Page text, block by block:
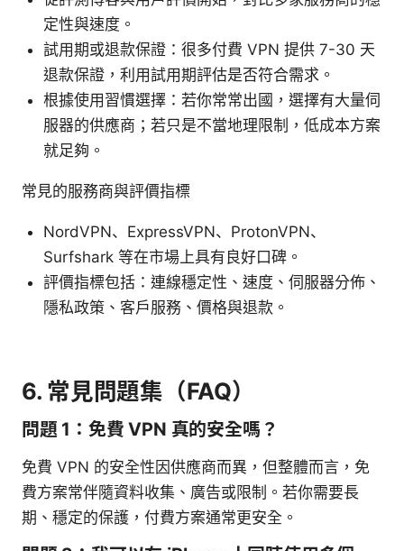
定性與速度。
試用期或退款保證：很多付費 VPN 提供 7-30 天
退款保證，利用試用期評估是否符合需求。
根據使用習慣選擇：若你常常出國，選擇有大量伺
服器的供應商；若只是不當地理限制，低成本方案
就足夠。
常見的服務商與評價指標
NordVPN、ExpressVPN、ProtonVPN、
Surfshark 等在市場上具有良好口碑。
評價指標包括：連線穩定性、速度、伺服器分佈、
隱私政策、客戶服務、價格與退款。
6. 常見問題集（FAQ）
問題 1：免費 VPN 真的安全嗎？
免費 VPN 的安全性因供應商而異，但整體而言，免
費方案常伴隨資料收集、廣告或限制。若你需要長
期、穩定的保護，付費方案通常更安全。